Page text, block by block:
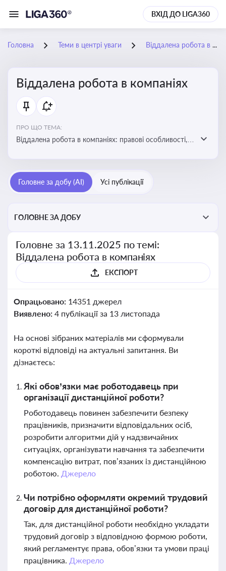
ВХІД ДО LIGA360
Головна Теми в центрі уваги Віддалена робота в компаніях
Віддалена робота в компаніях
ПРО ЩО ТЕМА:
Віддалена робота в компаніях: правові особливості,
Головне за добу (AI) Усі публікації
ГОЛОВНЕ ЗА ДОБУ
Головне за 13.11.2025 по темі:
Віддалена робота в компаніях
ЕКСПОРТ
Опрацьовано: 14351 джерел
Виявлено: 4 публікації за 13 листопада
На основі зібраних матеріалів ми сформували
короткі відповіді на актуальні запитання. Ви
дізнаєтесь:
Які обов’язки має роботодавець при
організації дистанційної роботи?
Роботодавець повинен забезпечити безпеку
працівників, призначити відповідальних осіб,
розробити алгоритми дій у надзвичайних
ситуаціях, організувати навчання та забезпечити
компенсацію витрат, пов’язаних із дистанційною
роботою. Джерело
Чи потрібно оформляти окремий трудовий
договір для дистанційної роботи?
Так, для дистанційної роботи необхідно укладати
трудовий договір з відповідною формою роботи,
який регламентує права, обов’язки та умови праці
працівника. Джерело